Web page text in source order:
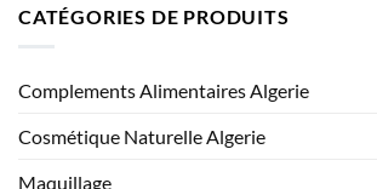
CATÉGORIES DE PRODUITS
Complements Alimentaires Algerie
Cosmétique Naturelle Algerie
Maquillage